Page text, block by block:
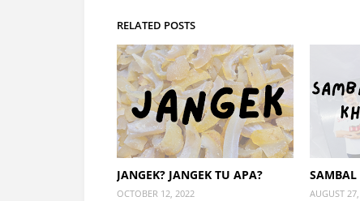
RELATED POSTS
JANGEK? JANGEK TU APA?
OCTOBER 12, 2022 AUGUST